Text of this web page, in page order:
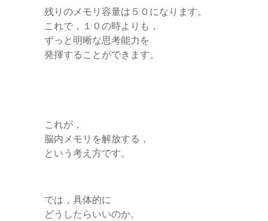
残りのメモリ容量は５０になります。
これで，１０の時よりも，
ずっと明晰な思考能力を
発揮することができます。
これが，
脳内メモリを解放する，
という考え方です。
では，具体的に
どうしたらいいのか。